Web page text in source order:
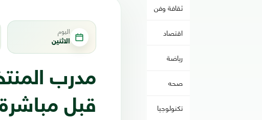
ثقافة وفن
اقتصاد
رياضة
صحه
تكنولوجيا
اليوم
الاثنين
مدرب
قبل